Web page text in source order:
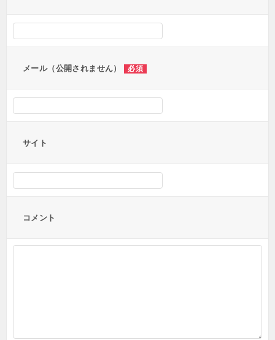
メール（公開されません） 必須
サイト
コメント